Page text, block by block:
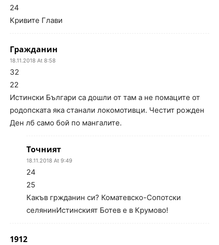
24
Кривите Глави
Гражданин
18.11.2018 At 8:58
32
22
Истински Българи са дошли от там а не помаците от
родопската яка станали локомотивци. Честит рожден
Ден лб само бой по мангалите.
Точният
18.11.2018 At 9:49
24
25
Какъв гржданин си? Коматевско-Сопотски
селянинИстинският Ботев е в Крумово!
1912